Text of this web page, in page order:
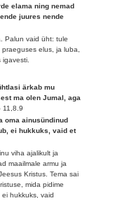
elama ning nemad
juures nende
Palun vaid üht: tule
elus, ja luba,
ärkab mu
ma olen Jumal, aga
11,8.9
oma ainusündinud
ei hukkuks, vaid et
viha ajalikult ja
maailmale armu ja
Kristus. Tema sai
mida pidime
hukkuks, vaid